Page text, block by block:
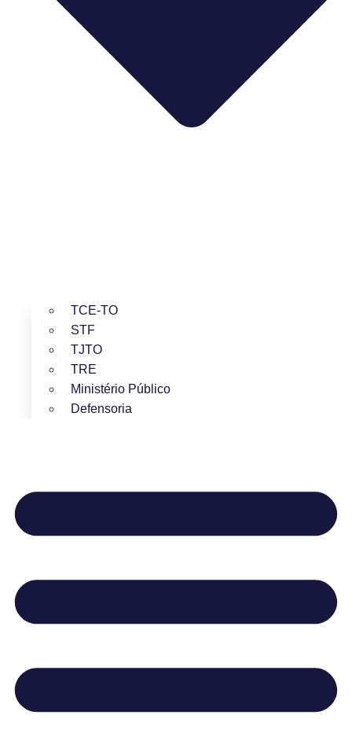
TCE-TO
STF
TJTO
TRE
Ministério Público
Defensoria